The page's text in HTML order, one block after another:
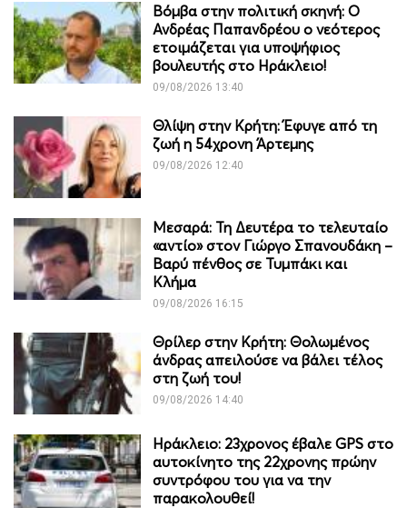
Βόμβα στην πολιτική σκηνή: Ο
Ανδρέας Παπανδρέου ο νεότερος
ετοιμάζεται για υποψήφιος
βουλευτής στο Ηράκλειο!
09/08/2026 13:40
Θλίψη στην Κρήτη: Έφυγε από τη
ζωή η 54χρονη Άρτεμης
09/08/2026 12:40
Μεσαρά: Τη Δευτέρα το τελευταίο
«αντίο» στον Γιώργο Σπανουδάκη –
Βαρύ πένθος σε Τυμπάκι και
Κλήμα
09/08/2026 16:15
Θρίλερ στην Κρήτη: Θολωμένος
άνδρας απειλούσε να βάλει τέλος
στη ζωή του!
09/08/2026 14:40
Ηράκλειο: 23χρονος έβαλε GPS στο
αυτοκίνητο της 22χρονης πρώην
συντρόφου του για να την
παρακολουθεί!